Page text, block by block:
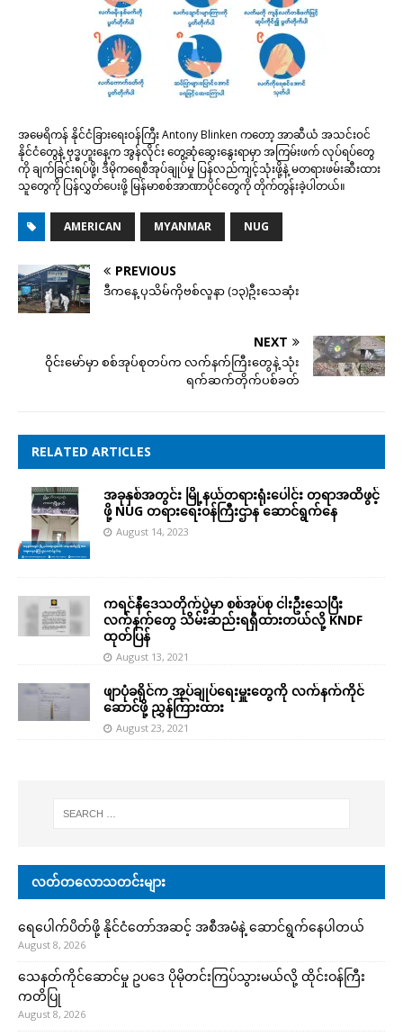
အမေရိကန် နိုင်ငံခြားရေးဝန်ကြီး Antony Blinken ကတော့ အာဆီယံ အသင်းဝင်
နိုင်ငံတွေနဲ့ ဗုဒ္ဓဟူးနေ့က အွန်လိုင်း တွေ့ဆုံဆွေးနွေးရာမှာ အကြမ်းဖက် လုပ်ရပ်တွေ
ကို ချက်ခြင်းရပ်ဖို့၊ ဒီမိုကရေစီအုပ်ချုပ်မှု ပြန်လည်ကျင့်သုံးဖို့နဲ့ မတရားဖမ်းဆီးထား
သူတွေကို ပြန်လွှတ်ပေးဖို့ မြန်မာစစ်အာဏာပိုင်တွေကို တိုက်တွန်းခဲ့ပါတယ်။
AMERICAN MYANMAR NUG
PREVIOUS
ဒီကနေ့ ပုသိမ်ကိုဗစ်လူနာ (၁၃)ဦးသေဆုံး
NEXT
ဝိုင်းမော်မှာ စစ်အုပ်စုတပ်က လက်နက်ကြီးတွေနဲ့ သုံး
ရက်ဆက်တိုက်ပစ်ခတ်
RELATED ARTICLES
အခုနှစ်အတွင်း မြို့နယ်တရားရုံးပေါင်း တရာအထိဖွင့်
ဖို့ NUG တရားရေးဝန်ကြီးဌာန ဆောင်ရွက်နေ
August 14, 2023
ကရင်နီဒေသတိုက်ပွဲမှာ စစ်အုပ်စု ငါးဦးသေပြီး
လက်နက်တွေ သိမ်းဆည်းရရှိထားတယ်လို့ KNDF
ထုတ်ပြန်
August 13, 2021
ဖျာပုံခရိုင်က အုပ်ချုပ်ရေးမှူးတွေကို လက်နက်ကိုင်
ဆောင်ဖို့ ညွှန်ကြားထား
August 23, 2021
လတ်တလောသတင်းများ
ရေပေါက်ပိတ်ဖို့ နိုင်ငံတော်အဆင့် အစီအမံနဲ့ ဆောင်ရွက်နေပါတယ်
August 8, 2026
သေနတ်ကိုင်ဆောင်မှု ဥပဒေ ပိုမိုတင်းကြပ်သွားမယ်လို့ ထိုင်းဝန်ကြီး
ကတိပြု
August 8, 2026